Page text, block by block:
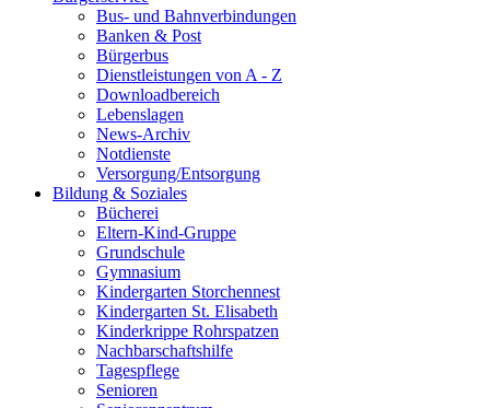
Bus- und Bahnverbindungen
Banken & Post
Bürgerbus
Dienstleistungen von A - Z
Downloadbereich
Lebenslagen
News-Archiv
Notdienste
Versorgung/Entsorgung
Bildung & Soziales
Bücherei
Eltern-Kind-Gruppe
Grundschule
Gymnasium
Kindergarten Storchennest
Kindergarten St. Elisabeth
Kinderkrippe Rohrspatzen
Nachbarschaftshilfe
Tagespflege
Senioren